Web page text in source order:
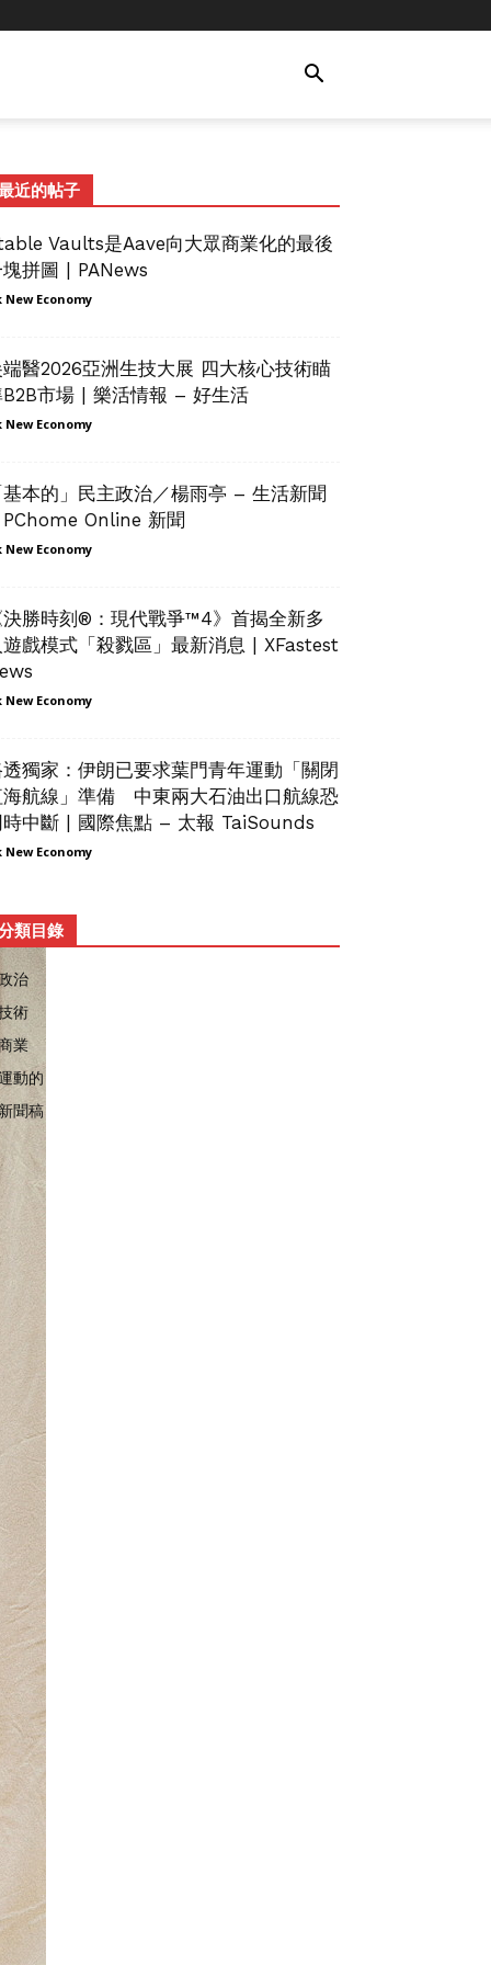
近的帖子
Vaults是Aave向大眾商業化的最後
拼圖 | PANews
New Economy
醫2026亞洲生技大展 四大核心技術瞄
B2B市場 | 樂活情報 – 好生活
New Economy
本的」民主政治／楊雨亭 – 生活新聞
Online 新聞
New Economy
勝時刻®：現代戰爭™4》首揭全新多
戲模式「殺戮區」最新消息 | XFastest
New Economy
獨家：伊朗已要求葉門青年運動「關閉
海航線」準備 中東兩大石油出口航線恐
時中斷 | 國際焦點 – 太報 TaiSounds
New Economy
類目錄
治
術
業
動的
聞稿